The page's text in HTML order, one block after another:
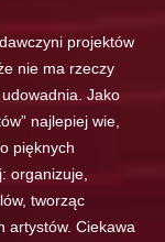
projektów
nie ma rzeczy
Jako
najlepiej wie,
pięknych
organizuje,
tworząc
artystów. Ciekawa